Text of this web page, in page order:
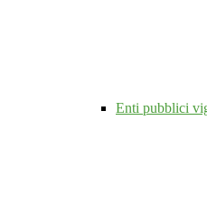
Enti pubblici